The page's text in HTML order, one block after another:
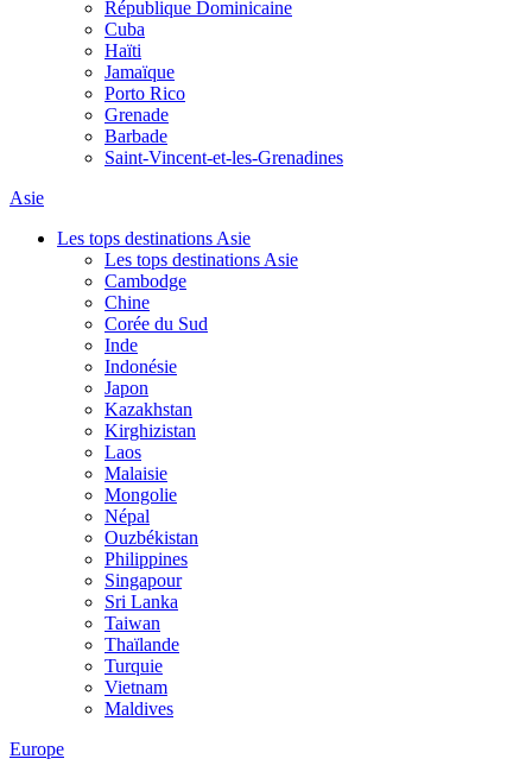
République Dominicaine
Cuba
Haïti
Jamaïque
Porto Rico
Grenade
Barbade
Saint-Vincent-et-les-Grenadines
Asie
Les tops destinations Asie
Les tops destinations Asie
Cambodge
Chine
Corée du Sud
Inde
Indonésie
Japon
Kazakhstan
Kirghizistan
Laos
Malaisie
Mongolie
Népal
Ouzbékistan
Philippines
Singapour
Sri Lanka
Taiwan
Thaïlande
Turquie
Vietnam
Maldives
Europe